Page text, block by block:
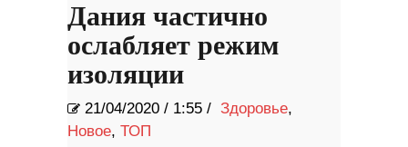
Дания частично
ослабляет режим
изоляции
21/04/2020 / 1:55 / Здоровье,
Новое, ТОП